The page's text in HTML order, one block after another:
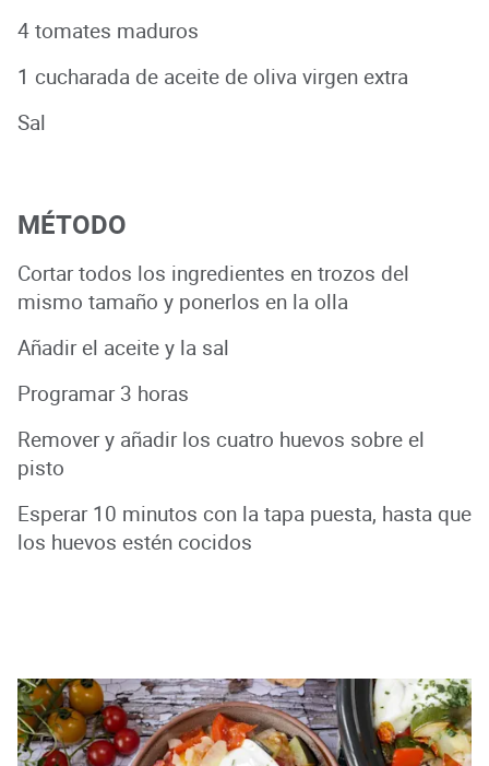
4 tomates maduros
1 cucharada de aceite de oliva virgen extra
Sal
MÉTODO
Cortar todos los ingredientes en trozos del
mismo tamaño y ponerlos en la olla
Añadir el aceite y la sal
Programar 3 horas
Remover y añadir los cuatro huevos sobre el
pisto
Esperar 10 minutos con la tapa puesta, hasta que
los huevos estén cocidos